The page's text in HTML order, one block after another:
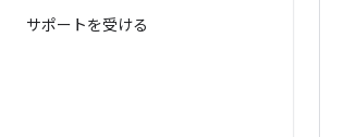
サポートを受ける